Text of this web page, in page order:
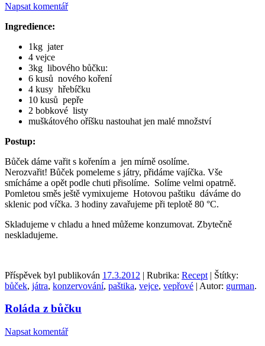
Napsat komentář
Ingredience:
1kg jater
4 vejce
3kg libového bůčku:
6 kusů nového koření
4 kusy hřebíčku
10 kusů pepře
2 bobkové listy
muškátového oříšku nastouhat jen malé množství
Postup:
Bůček dáme vařit s kořením a jen mírně osolíme.
Nerozvařit! Bůček pomeleme s játry, přidáme vajíčka. Vše
smícháme a opět podle chuti přisolíme. Solíme velmi opatrně.
Pomletou směs ještě vymixujeme Hotovou paštiku dáváme do
sklenic pod víčka. 3 hodiny zavařujeme při teplotě 80 °C.
Skladujeme v chladu a hned můžeme konzumovat. Zbytečně
neskladujeme.
Příspěvek byl publikován 17.3.2012 | Rubrika: Recept | Štítky:
bůček, játra, konzervování, paštika, vejce, vepřové | Autor: gurman.
Roláda z bůčku
Napsat komentář